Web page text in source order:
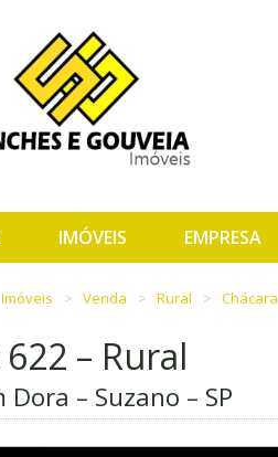
IMÓVEIS EMPRESA
Imóveis Venda Rural Chácara
622 – Rural
Dora – Suzano – SP